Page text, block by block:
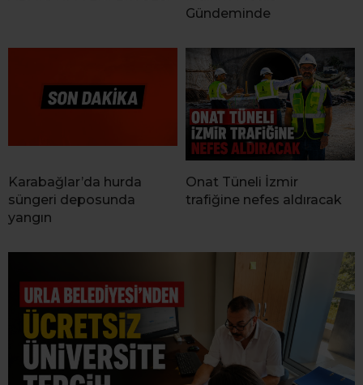
Gündeminde
Karabağlar’da hurda
süngeri deposunda
yangın
Onat Tüneli İzmir
trafiğine nefes aldıracak